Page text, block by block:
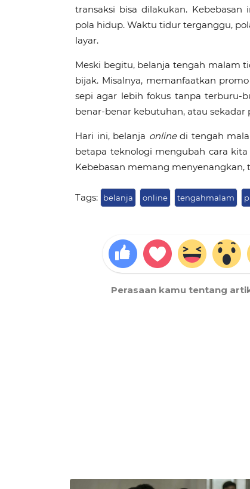
transaksi bisa dilakukan.
pola hidup. Waktu tidur terganggu,
layar.
Meski begitu, belanja tengah malam
bijak. Misalnya, memanfaatkan
sepi agar lebih fokus tanpa terburu-
benar-benar kebutuhan, atau sekadar
Hari ini, belanja onlinedi tengah
betapa teknologi mengubah cara
Kebebasan memang
Tags: belanja online tengahmalam
Perasaan kamu tentang